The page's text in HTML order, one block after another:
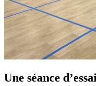
Une séance